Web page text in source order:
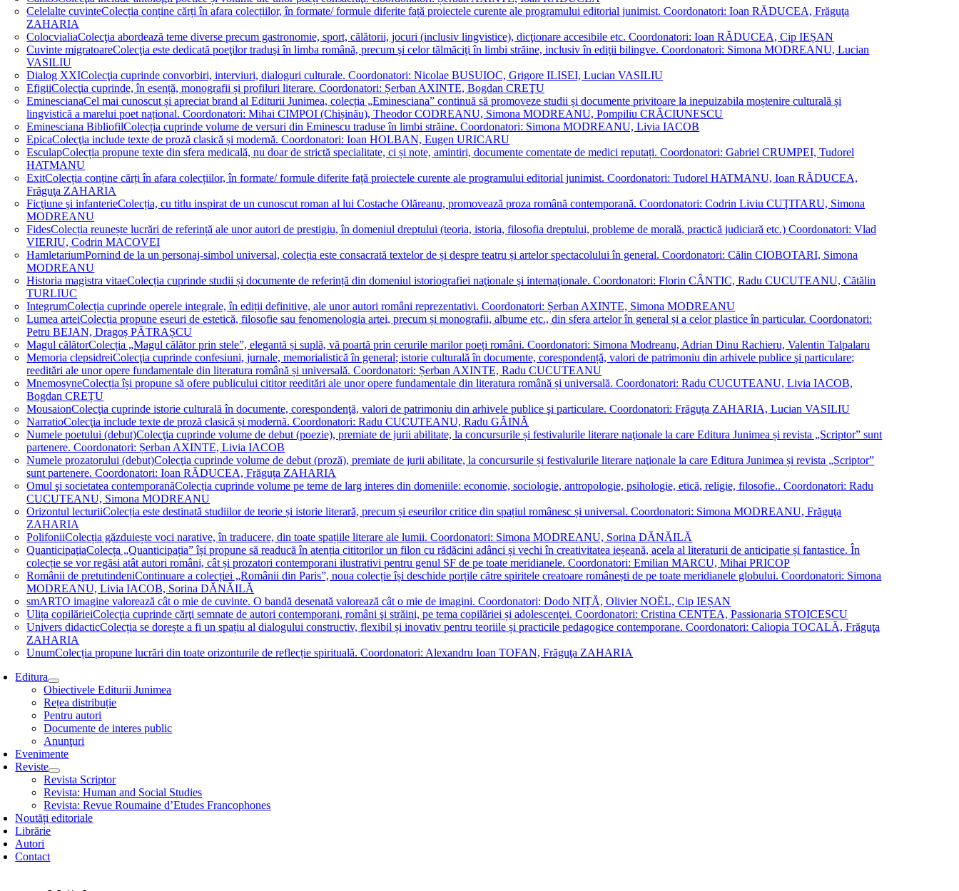
Celelalte cuvinteColecția conține cărți în afara colecțiilor, în formate/ formule diferite față proiectele curente ale programului editorial junimist. Coordonatori: Ioan RĂDUCEA, Frăguţa
ZAHARIA
ColocvialiaColecţia abordează teme diverse precum gastronomie, sport, călătorii, jocuri (inclusiv lingvistice), dicţionare accesibile etc. Coordonatori: Ioan RĂDUCEA, Cip IEȘAN
Cuvinte migratoareColecţia este dedicată poeţilor traduşi în limba română, precum şi celor tălmăciţi în limbi străine, inclusiv în ediţii bilingve. Coordonatori: Simona MODREANU, Lucian
VASILIU
Dialog XXIColecţia cuprinde convorbiri, interviuri, dialoguri culturale. Coordonatori: Nicolae BUSUIOC, Grigore ILISEI, Lucian VASILIU
EfigiiColecţia cuprinde, în esență, monografii și profiluri literare. Coordonatori: Șerban AXINTE, Bogdan CREŢU
EminescianaCel mai cunoscut și apreciat brand al Editurii Junimea, colecția „Eminesciana” continuă să promoveze studii și documente privitoare la inepuizabila moștenire culturală și
lingvistică a marelui poet național. Coordonatori: Mihai CIMPOI (Chișinău), Theodor CODREANU, Simona MODREANU, Pompiliu CRĂCIUNESCU
Eminesciana BibliofilColecția cuprinde volume de versuri din Eminescu traduse în limbi străine. Coordonatori: Simona MODREANU, Livia IACOB
EpicaColecţia include texte de proză clasică și modernă. Coordonatori: Ioan HOLBAN, Eugen URICARU
EsculapColecția propune texte din sfera medicală, nu doar de strictă specialitate, ci și note, amintiri, documente comentate de medici reputați. Coordonatori: Gabriel CRUMPEI, Tudorel
HATMANU
ExitColecția conține cărți în afara colecțiilor, în formate/ formule diferite față proiectele curente ale programului editorial junimist. Coordonatori: Tudorel HATMANU, Ioan RĂDUCEA,
Frăguţa ZAHARIA
Ficţiune şi infanterieColecția, cu titlu inspirat de un cunoscut roman al lui Costache Olăreanu, promovează proza română contemporană. Coordonatori: Codrin Liviu CUŢITARU, Simona
MODREANU
FidesColecția reunește lucrări de referință ale unor autori de prestigiu, în domeniul dreptului (teoria, istoria, filosofia dreptului, probleme de morală, practică judiciară etc.) Coordonatori: Vlad
VIERIU, Codrin MACOVEI
HamletariumPornind de la un personaj-simbol universal, colecția este consacrată textelor de și despre teatru și artelor spectacolului în general. Coordonatori: Călin CIOBOTARI, Simona
MODREANU
Historia magistra vitaeColecția cuprinde studii și documente de referință din domeniul istoriografiei naţionale şi internaţionale. Coordonatori: Florin CÂNTIC, Radu CUCUTEANU, Cătălin
TURLIUC
IntegrumColecția cuprinde operele integrale, în ediții definitive, ale unor autori români reprezentativi. Coordonatori: Șerban AXINTE, Simona MODREANU
Lumea arteiColecția propune eseuri de estetică, filosofie sau fenomenologia artei, precum și monografii, albume etc., din sfera artelor în general și a celor plastice în particular. Coordonatori:
Petru BEJAN, Dragoș PĂTRAȘCU
Magul călătorColecția „Magul călător prin stele”, elegantă și suplă, vă poartă prin cerurile marilor poeți români. Coordonatori: Simona Modreanu, Adrian Dinu Rachieru, Valentin Talpalaru
Memoria clepsidreiColecţia cuprinde confesiuni, jurnale, memorialistică în general; istorie culturală în documente, corespondență, valori de patrimoniu din arhivele publice şi particulare;
reeditări ale unor opere fundamentale din literatura română și universală. Coordonatori: Șerban AXINTE, Radu CUCUTEANU
MnemosyneColecția își propune să ofere publicului cititor reeditări ale unor opere fundamentale din literatura română și universală. Coordonatori: Radu CUCUTEANU, Livia IACOB,
Bogdan CREȚU
MousaionColecţia cuprinde istorie culturală în documente, corespondenţă, valori de patrimoniu din arhivele publice şi particulare. Coordonatori: Frăguța ZAHARIA, Lucian VASILIU
NarratioColecţia include texte de proză clasică și modernă. Coordonatori: Radu CUCUTEANU, Radu GĂINĂ
Numele poetului (debut)Colecţia cuprinde volume de debut (poezie), premiate de jurii abilitate, la concursurile și festivalurile literare naţionale la care Editura Junimea și revista „Scriptor” sunt
partenere. Coordonatori: Șerban AXINTE, Livia IACOB
Numele prozatorului (debut)Colecţia cuprinde volume de debut (proză), premiate de jurii abilitate, la concursurile și festivalurile literare naţionale la care Editura Junimea și revista „Scriptor”
sunt partenere. Coordonatori: Ioan RĂDUCEA, Frăguța ZAHARIA
Omul şi societatea contemporanăColecția cuprinde volume pe teme de larg interes din domeniile: economie, sociologie, antropologie, psihologie, etică, religie, filosofie.. Coordonatori: Radu
CUCUTEANU, Simona MODREANU
Orizontul lecturiiColecția este destinată studiilor de teorie și istorie literară, precum și eseurilor critice din spațiul românesc și universal. Coordonatori: Simona MODREANU, Frăguţa
ZAHARIA
PolifoniiColecția găzduiește voci narative, în traducere, din toate spațiile literare ale lumii. Coordonatori: Simona MODREANU, Sorina DĂNĂILĂ
QuanticipaţiaColecța „Quanticipația” își propune să readucă în atenția cititorilor un filon cu rădăcini adânci și vechi în creativitatea ieșeană, acela al literaturii de anticipație și fantastice. În
colecție se vor regăsi atât autori români, cât și prozatori contemporani ilustrativi pentru genul SF de pe toate meridianele. Coordonatori: Emilian MARCU, Mihai PRICOP
Românii de pretutindeniContinuare a colecției „Românii din Paris”, noua colecție își deschide porțile către spiritele creatoare românești de pe toate meridianele globului. Coordonatori: Simona
MODREANU, Livia IACOB, Sorina DĂNĂILĂ
smARTO imagine valorează cât o mie de cuvinte. O bandă desenată valorează cât o mie de imagini. Coordonatori: Dodo NIȚĂ, Olivier NOËL, Cip IEȘAN
Ulița copilărieiColecţia cuprinde cărţi semnate de autori contemporani, români şi străini, pe tema copilăriei și adolescenţei. Coordonatori: Cristina CENTEA, Passionaria STOICESCU
Univers didacticColecția se dorește a fi un spațiu al dialogului constructiv, flexibil și inovativ pentru teoriile și practicile pedagogice contemporane. Coordonatori: Caliopia TOCALĂ, Frăguţa
ZAHARIA
UnumColecția propune lucrări din toate orizonturile de reflecție spirituală. Coordonatori: Alexandru Ioan TOFAN, Frăguţa ZAHARIA
Editura
Obiectivele Editurii Junimea
Rețea distribuție
Pentru autori
Documente de interes public
Anunţuri
Evenimente
Reviste
Revista Scriptor
Revista: Human and Social Studies
Revista: Revue Roumaine d’Etudes Francophones
Noutăți editoriale
Librărie
Autori
Contact